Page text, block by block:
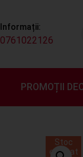
Informații:
0761022126
PROMOȚII
Stoc
epuizat